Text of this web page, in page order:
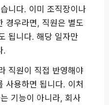
니다. 이미 조직장이나
경우라면, 직원은 별도
됩니다. 해당 일자만
.
직원이 직접 반영해야
사용하면 됩니다. 이처
기능이 아니라, 회사